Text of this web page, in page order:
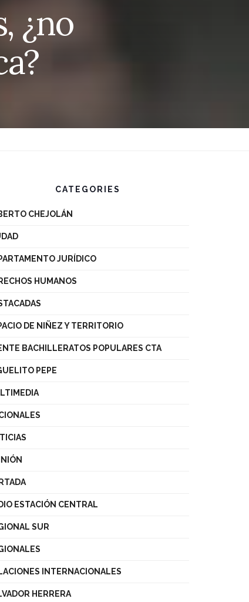
¿no
CATEGORIES
CHEJOLÁN
JURÍDICO
HUMANOS
DE NIÑEZ Y TERRITORIO
BACHILLERATOS POPULARES CTA
PEPE
ESTACIÓN CENTRAL
SUR
INTERNACIONALES
HERRERA